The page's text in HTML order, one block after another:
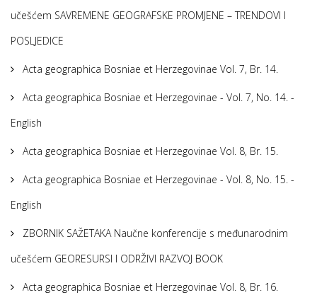
učešćem SAVREMENE GEOGRAFSKE PROMJENE – TRENDOVI I
POSLJEDICE
Acta geographica Bosniae et Herzegovinae Vol. 7, Br. 14.
Acta geographica Bosniae et Herzegovinae - Vol. 7, No. 14. -
English
Acta geographica Bosniae et Herzegovinae Vol. 8, Br. 15.
Acta geographica Bosniae et Herzegovinae - Vol. 8, No. 15. -
English
ZBORNIK SAŽETAKA Naučne konferencije s međunarodnim
učešćem GEORESURSI I ODRŽIVI RAZVOJ BOOK
Acta geographica Bosniae et Herzegovinae Vol. 8, Br. 16.